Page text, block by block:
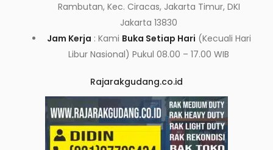
Rambutan, Kec. Ciracas, Jakarta Timur, DKI
Jakarta 13830
Jam Kerja : Kami Buka Setiap Hari (Kecuali Hari
Libur Nasional) Pukul 08.00 – 17.00 WIB
Rajarakgudang.co.id